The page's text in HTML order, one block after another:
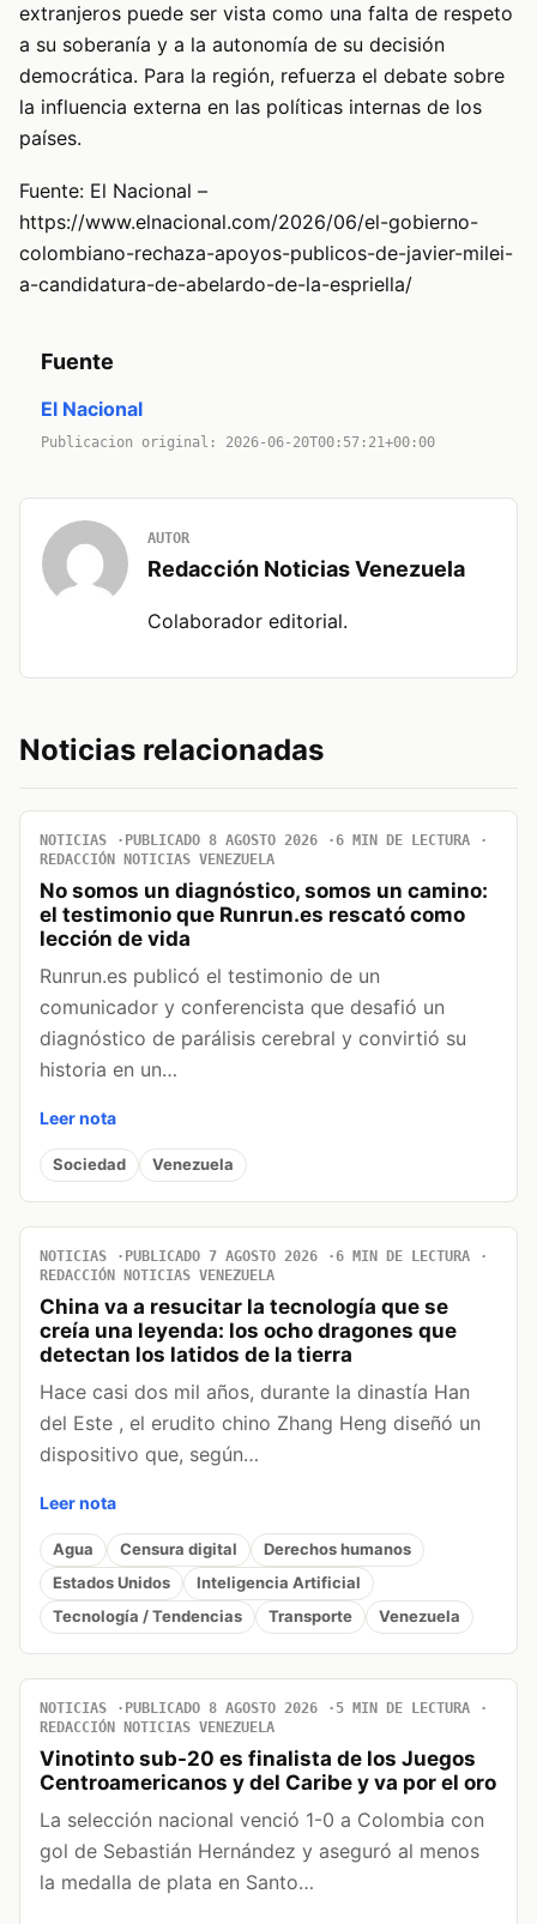
extranjeros puede ser vista como una falta de respeto
a su soberanía y a la autonomía de su decisión
democrática. Para la región, refuerza el debate sobre
la influencia externa en las políticas internas de los
países.
Fuente: El Nacional –
https://www.elnacional.com/2026/06/el-gobierno-
colombiano-rechaza-apoyos-publicos-de-javier-milei-
a-candidatura-de-abelardo-de-la-espriella/
Fuente
El Nacional
Publicacion original: 2026-06-20T00:57:21+00:00
AUTOR
Redacción Noticias Venezuela
Colaborador editorial.
Noticias relacionadas
NOTICIAS PUBLICADO 8 AGOSTO 2026
6 MIN DE LECTURA
REDACCIÓN NOTICIAS VENEZUELA
No somos un diagnóstico, somos un camino:
el testimonio que Runrun.es rescató como
lección de vida
Runrun.es publicó el testimonio de un
comunicador y conferencista que desafió un
diagnóstico de parálisis cerebral y convirtió su
historia en un…
Leer nota
Sociedad Venezuela
NOTICIAS PUBLICADO 7 AGOSTO 2026
6 MIN DE LECTURA
REDACCIÓN NOTICIAS VENEZUELA
China va a resucitar la tecnología que se
creía una leyenda: los ocho dragones que
detectan los latidos de la tierra
Hace casi dos mil años, durante la dinastía Han
del Este , el erudito chino Zhang Heng diseñó un
dispositivo que, según…
Leer nota
Agua Censura digital
Derechos humanos
Estados Unidos
Inteligencia Artificial
Tecnología / Tendencias
Transporte Venezuela
NOTICIAS PUBLICADO 8 AGOSTO 2026
5 MIN DE LECTURA
REDACCIÓN NOTICIAS VENEZUELA
Vinotinto sub-20 es finalista de los Juegos
Centroamericanos y del Caribe y va por el oro
La selección nacional venció 1-0 a Colombia con
gol de Sebastián Hernández y aseguró al menos
la medalla de plata en Santo…